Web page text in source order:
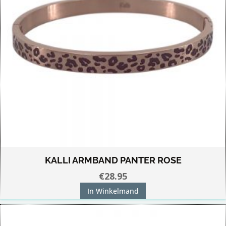
KALLI ARMBAND PANTER ROSE
€28.95
In Winkelmand